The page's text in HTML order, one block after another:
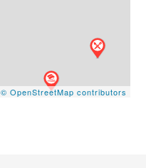
© OpenStreetMap contributors